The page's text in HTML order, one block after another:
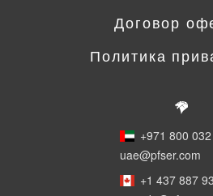
Договор
Политика
+971 800
uae@pfser.com
+1 437 887